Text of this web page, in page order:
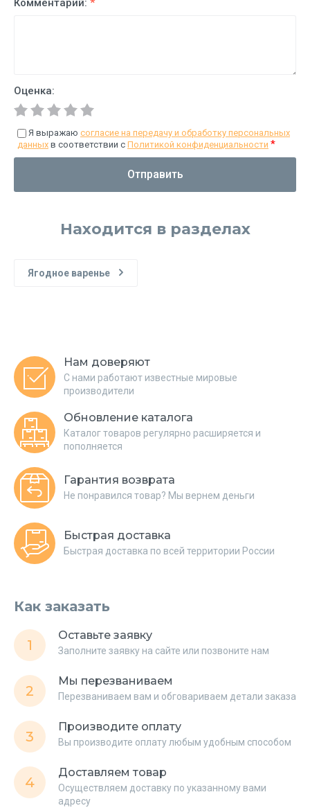
Комментарий: *
Оценка:
Я выражаю согласие на передачу и обработку персональных
данных в соответствии с Политикой конфиденциальности *
Отправить
Находится в разделах
Ягодное варенье
Нам доверяют
С нами работают известные мировые
производители
Обновление каталога
Каталог товаров регулярно расширяется и
пополняется
Гарантия возврата
Не понравился товар? Мы вернем деньги
Быстрая доставка
Быстрая доставка по всей территории России
Как заказать
1
Оставьте заявку
Заполните заявку на сайте или позвоните нам
2
Мы перезваниваем
Перезваниваем вам и обговариваем детали заказа
3
Производите оплату
Вы производите оплату любым удобным способом
4
Доставляем товар
Осуществляем доставку по указанному вами
адресу